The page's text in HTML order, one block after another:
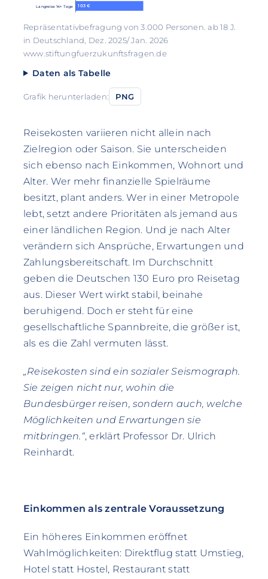
Langreise 14+ Tage 103 €
Repräsentativbefragung von 3.000 Personen. ab 18 J.
in Deutschland, Dez. 2025/ Jan. 2026
www.stiftungfuerzukunftsfragen.de
Daten als Tabelle
Grafik herunterladen: PNG
Reisekosten variieren nicht allein nach
Zielregion oder Saison. Sie unterscheiden
sich ebenso nach Einkommen, Wohnort und
Alter. Wer mehr finanzielle Spielräume
besitzt, plant anders. Wer in einer Metropole
lebt, setzt andere Prioritäten als jemand aus
einer ländlichen Region. Und je nach Alter
verändern sich Ansprüche, Erwartungen und
Zahlungsbereitschaft. Im Durchschnitt
geben die Deutschen 130 Euro pro Reisetag
aus. Dieser Wert wirkt stabil, beinahe
beruhigend. Doch er steht für eine
gesellschaftliche Spannbreite, die größer ist,
als es die Zahl vermuten lässt.
„Reisekosten sind ein sozialer Seismograph.
Sie zeigen nicht nur, wohin die
Bundesbürger reisen, sondern auch, welche
Möglichkeiten und Erwartungen sie
mitbringen.“, erklärt Professor Dr. Ulrich
Reinhardt.
Einkommen als zentrale Voraussetzung
Ein höheres Einkommen eröffnet
Wahlmöglichkeiten: Direktflug statt Umstieg,
Hotel statt Hostel, Restaurant statt